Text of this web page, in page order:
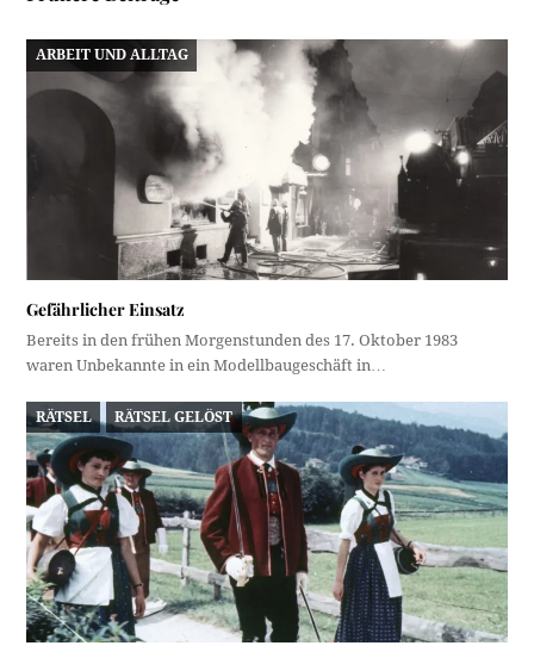
ARBEIT UND ALLTAG
Gefährlicher Einsatz
Bereits in den frühen Morgenstunden des 17. Oktober 1983
waren Unbekannte in ein Modellbaugeschäft in…
RÄTSEL RÄTSEL GELÖST